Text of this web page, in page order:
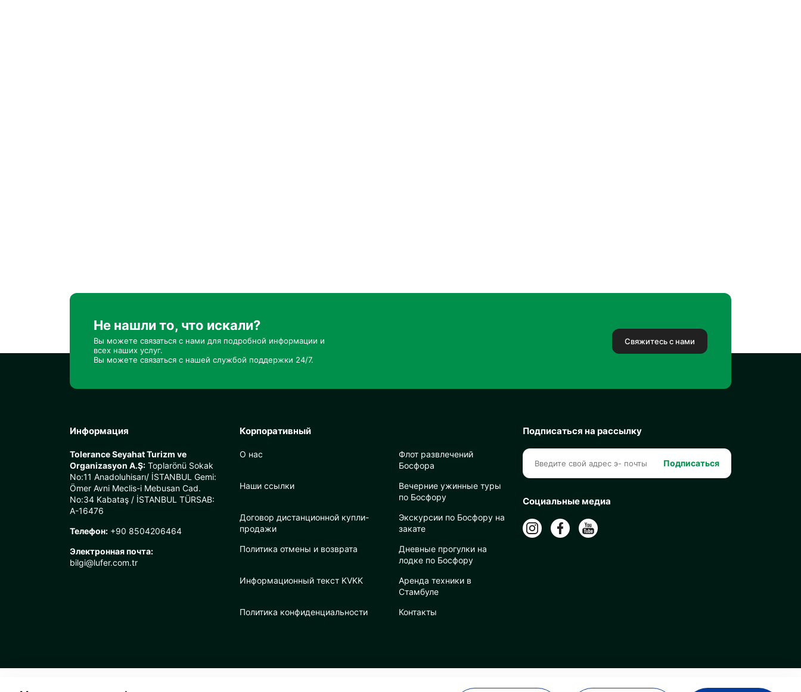
Не нашли то, что искали?
Вы можете связаться с нами для подробной информации и
всех наших услуг.
Вы можете связаться с нашей службой поддержки 24/7.
Свяжитесь с нами
Информация
Tolerance Seyahat Turizm ve
Organizasyon A.Ş: Toplarönü Sokak
No:11 Anadoluhisarı/ İSTANBUL Gemi:
Ömer Avni Meclis-i Mebusan Cad.
No:34 Kabataş / İSTANBUL TÜRSAB:
A-16476
Телефон: +90 8504206464
Электронная почта:
bilgi@lufer.com.tr
Корпоративный
О нас
Наши ссылки
Договор дистанционной купли-
продажи
Политика отмены и возврата
Информационный текст KVKK
Политика конфиденциальности
Флот развлечений
Босфора
Вечерние ужинные туры
по Босфору
Экскурсии по Босфору на
закате
Дневные прогулки на
лодке по Босфору
Аренда техники в
Стамбуле
Контакты
Подписаться на рассылку
Подписаться
Социальные медиа